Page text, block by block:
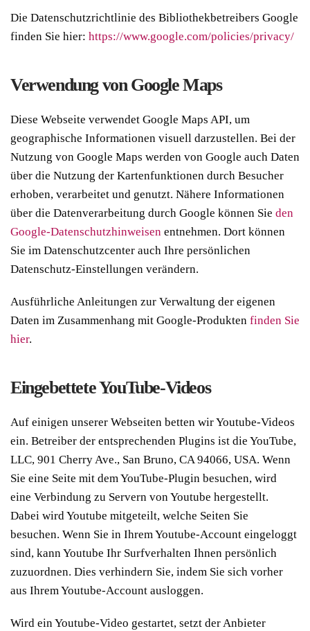
Die Datenschutzrichtlinie des Bibliothekbetreibers Google
finden Sie hier: https://www.google.com/policies/privacy/
Verwendung von Google Maps
Diese Webseite verwendet Google Maps API, um
geographische Informationen visuell darzustellen. Bei der
Nutzung von Google Maps werden von Google auch Daten
über die Nutzung der Kartenfunktionen durch Besucher
erhoben, verarbeitet und genutzt. Nähere Informationen
über die Datenverarbeitung durch Google können Sie den
Google-Datenschutzhinweisen entnehmen. Dort können
Sie im Datenschutzcenter auch Ihre persönlichen
Datenschutz-Einstellungen verändern.
Ausführliche Anleitungen zur Verwaltung der eigenen
Daten im Zusammenhang mit Google-Produkten finden Sie
hier.
Eingebettete YouTube-Videos
Auf einigen unserer Webseiten betten wir Youtube-Videos
ein. Betreiber der entsprechenden Plugins ist die YouTube,
LLC, 901 Cherry Ave., San Bruno, CA 94066, USA. Wenn
Sie eine Seite mit dem YouTube-Plugin besuchen, wird
eine Verbindung zu Servern von Youtube hergestellt.
Dabei wird Youtube mitgeteilt, welche Seiten Sie
besuchen. Wenn Sie in Ihrem Youtube-Account eingeloggt
sind, kann Youtube Ihr Surfverhalten Ihnen persönlich
zuzuordnen. Dies verhindern Sie, indem Sie sich vorher
aus Ihrem Youtube-Account ausloggen.
Wird ein Youtube-Video gestartet, setzt der Anbieter